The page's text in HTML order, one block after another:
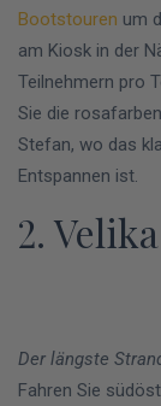
Bootstouren um
am Kiosk in der
Teilnehmern pro
Sie die
Stefan, wo das
Entspannen ist.
2.
Der längste
Fahren Sie